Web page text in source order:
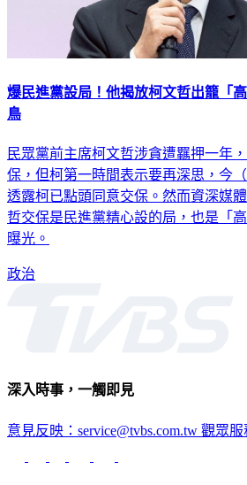
爆民進黨設局！他揭放柯文哲出籠「
鳥
民眾黨前主席柯文哲涉貪遭羈押一年
保，但柯第一時間表示要再深思，今
透露柯已點頭同意交保。然而資深媒
哲交保是民進黨精心設的局，也是「
曝光。
政治
深入時事，一觸即見
意見反映：service@tvbs.com.tw 觀眾服